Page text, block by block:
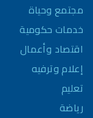
مجتمع وحياة
خدمات حكومية
اقتصاد وأعمال
إعلام وترفيه
تعليم
رياضة